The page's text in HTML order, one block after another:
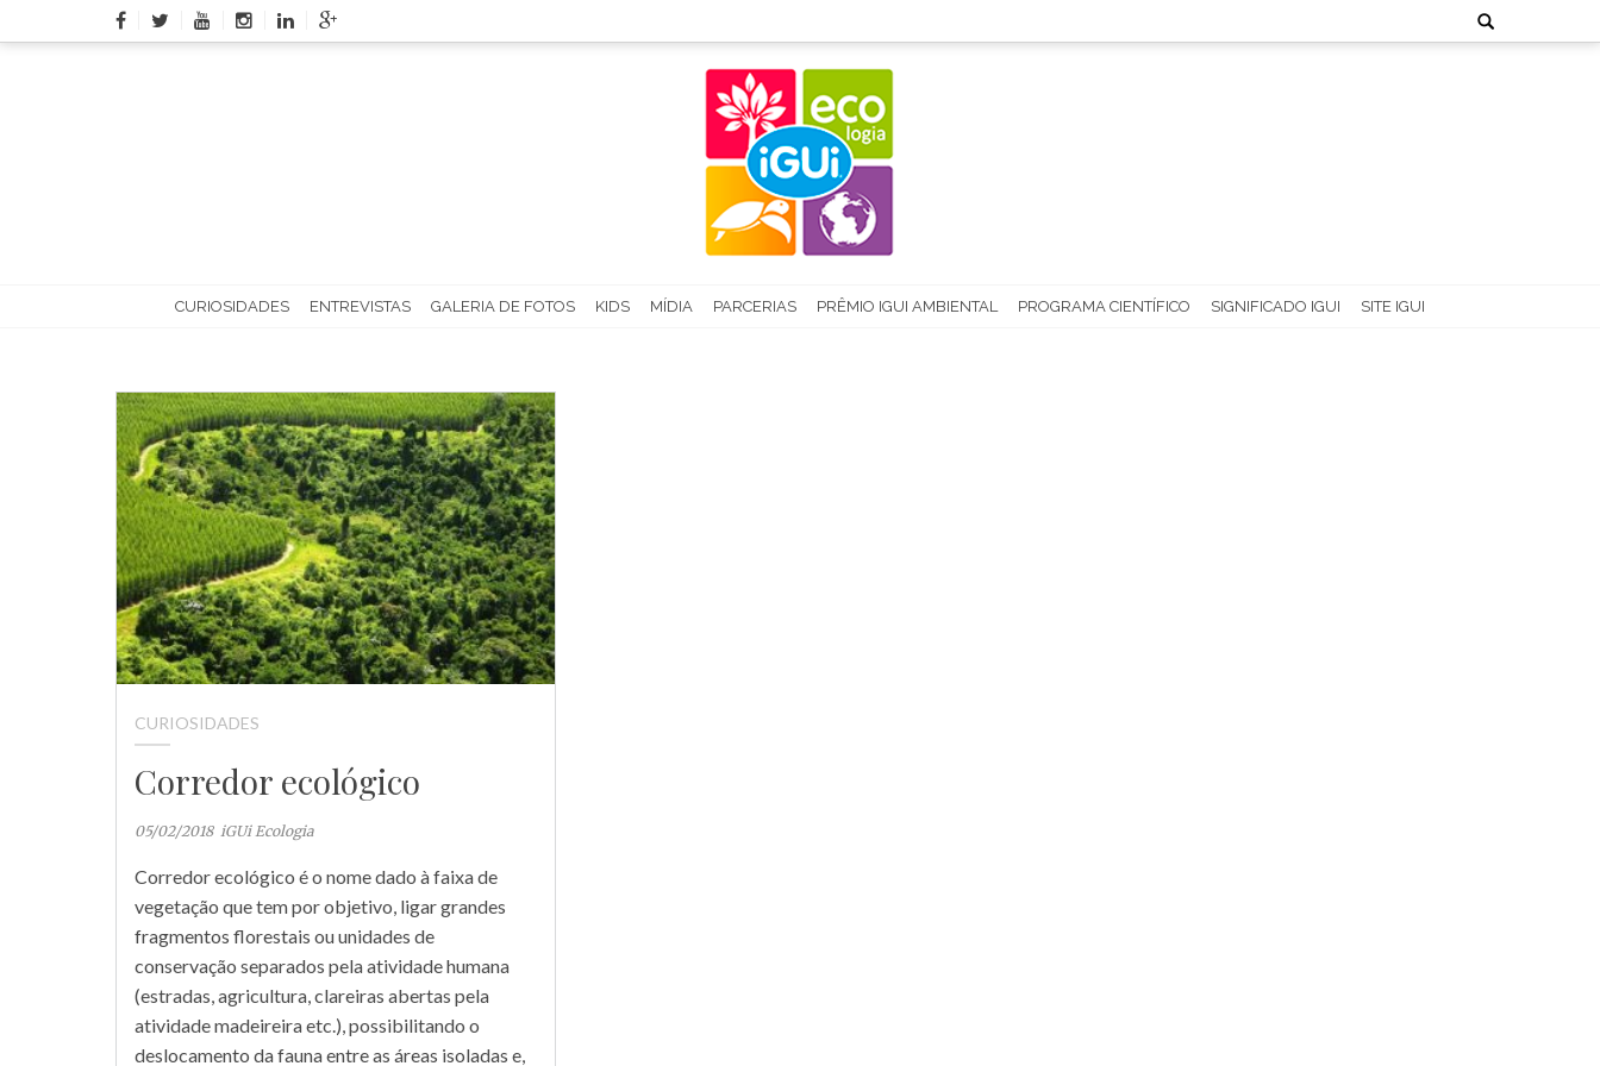
to
Search
for:
CURIOSIDADES ENTREVISTAS GALERIA DE FOTOS KIDS MÍDIA PARCERIAS PRÊMIO IGUI AMBIENTAL PROGRAMA CIENTÍFICO SIGNIFICADO IGUI SITE IGUI
CURIOSIDADES
Corredor ecológico
05/02/2018 iGUi Ecologia
Corredor ecológico é o nome dado à faixa de
vegetação que tem por objetivo, ligar grandes
fragmentos florestais ou unidades de
conservação separados pela atividade humana
(estradas, agricultura, clareiras abertas pela
atividade madeireira etc.), possibilitando o
deslocamento da fauna entre as áreas isoladas e,